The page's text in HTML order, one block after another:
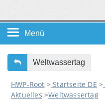
Menü
Startseite DE
Unsere Themen
Weltwassertag
HWP-Root > Startseite DE >
Aktuelles >Weltwassertag